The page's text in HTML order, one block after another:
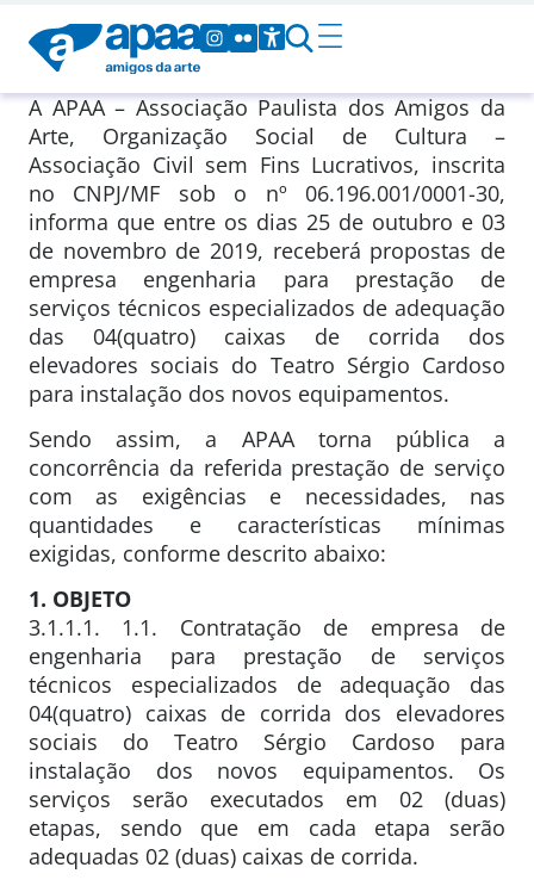
A APAA – Associação Paulista dos Amigos da
Arte, Organização Social de Cultura –
Associação Civil sem Fins Lucrativos, inscrita
no CNPJ/MF sob o nº 06.196.001/0001-30,
informa que entre os dias 25 de outubro e 03
de novembro de 2019, receberá propostas de
empresa engenharia para prestação de
serviços técnicos especializados de adequação
das 04(quatro) caixas de corrida dos
elevadores sociais do Teatro Sérgio Cardoso
para instalação dos novos equipamentos.
Sendo assim, a APAA torna pública a
concorrência da referida prestação de serviço
com as exigências e necessidades, nas
quantidades e características mínimas
exigidas, conforme descrito abaixo:
1. OBJETO
3.1.1.1. 1.1. Contratação de empresa de
engenharia para prestação de serviços
técnicos especializados de adequação das
04(quatro) caixas de corrida dos elevadores
sociais do Teatro Sérgio Cardoso para
instalação dos novos equipamentos. Os
serviços serão executados em 02 (duas)
etapas, sendo que em cada etapa serão
adequadas 02 (duas) caixas de corrida.